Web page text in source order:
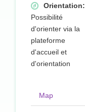
Orientation:
Possibilité
d'orienter via la
plateforme
d'accueil et
d'orientation
Map